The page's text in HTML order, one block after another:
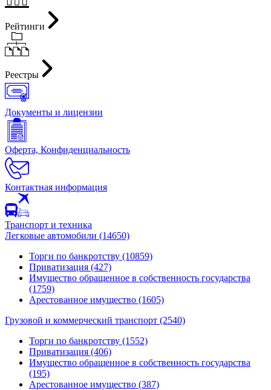
Рейтинги
Реестры
Документы и лицензии
Оферта, Конфиденциальность
Контактная информация
Транспорт и техника
Легковые автомобили (14650)
Торги по банкротству (10859)
Приватизация (427)
Имущество обращенное в собственность государства
(1759)
Арестованное имущество (1605)
Грузовой и коммерческий транспорт (2540)
Торги по банкротству (1552)
Приватизация (406)
Имущество обращенное в собственность государства
(195)
Арестованное имущество (387)